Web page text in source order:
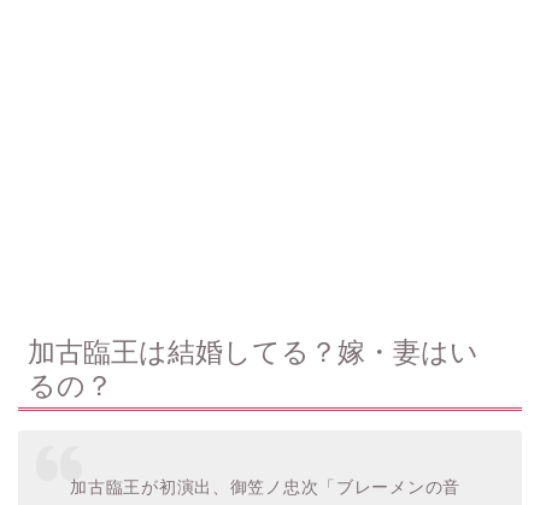
加古臨王は結婚してる？嫁・妻はい
るの？
加古臨王が初演出、御笠ノ忠次「ブレーメンの音